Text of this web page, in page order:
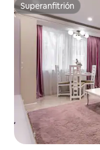
Superanfitrión
Superanfitrión